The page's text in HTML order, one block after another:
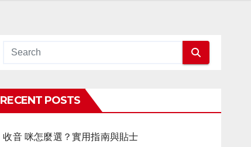
RECENT POSTS
收音 咪怎麼選？實用指南與貼士